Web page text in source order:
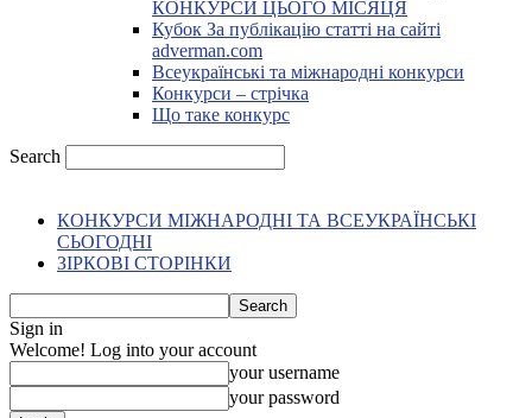
КОНКУРСИ ЦЬОГО МІСЯЦЯ
Кубок За публікацію статті на сайті
adverman.com
Всеукраїнські та міжнародні конкурси
Конкурси – стрічка
Що таке конкурс
Search
КОНКУРСИ МІЖНАРОДНІ ТА ВСЕУКРАЇНСЬКІ
СЬОГОДНІ
ЗІРКОВІ СТОРІНКИ
Sign in
Welcome! Log into your account
your username
your password